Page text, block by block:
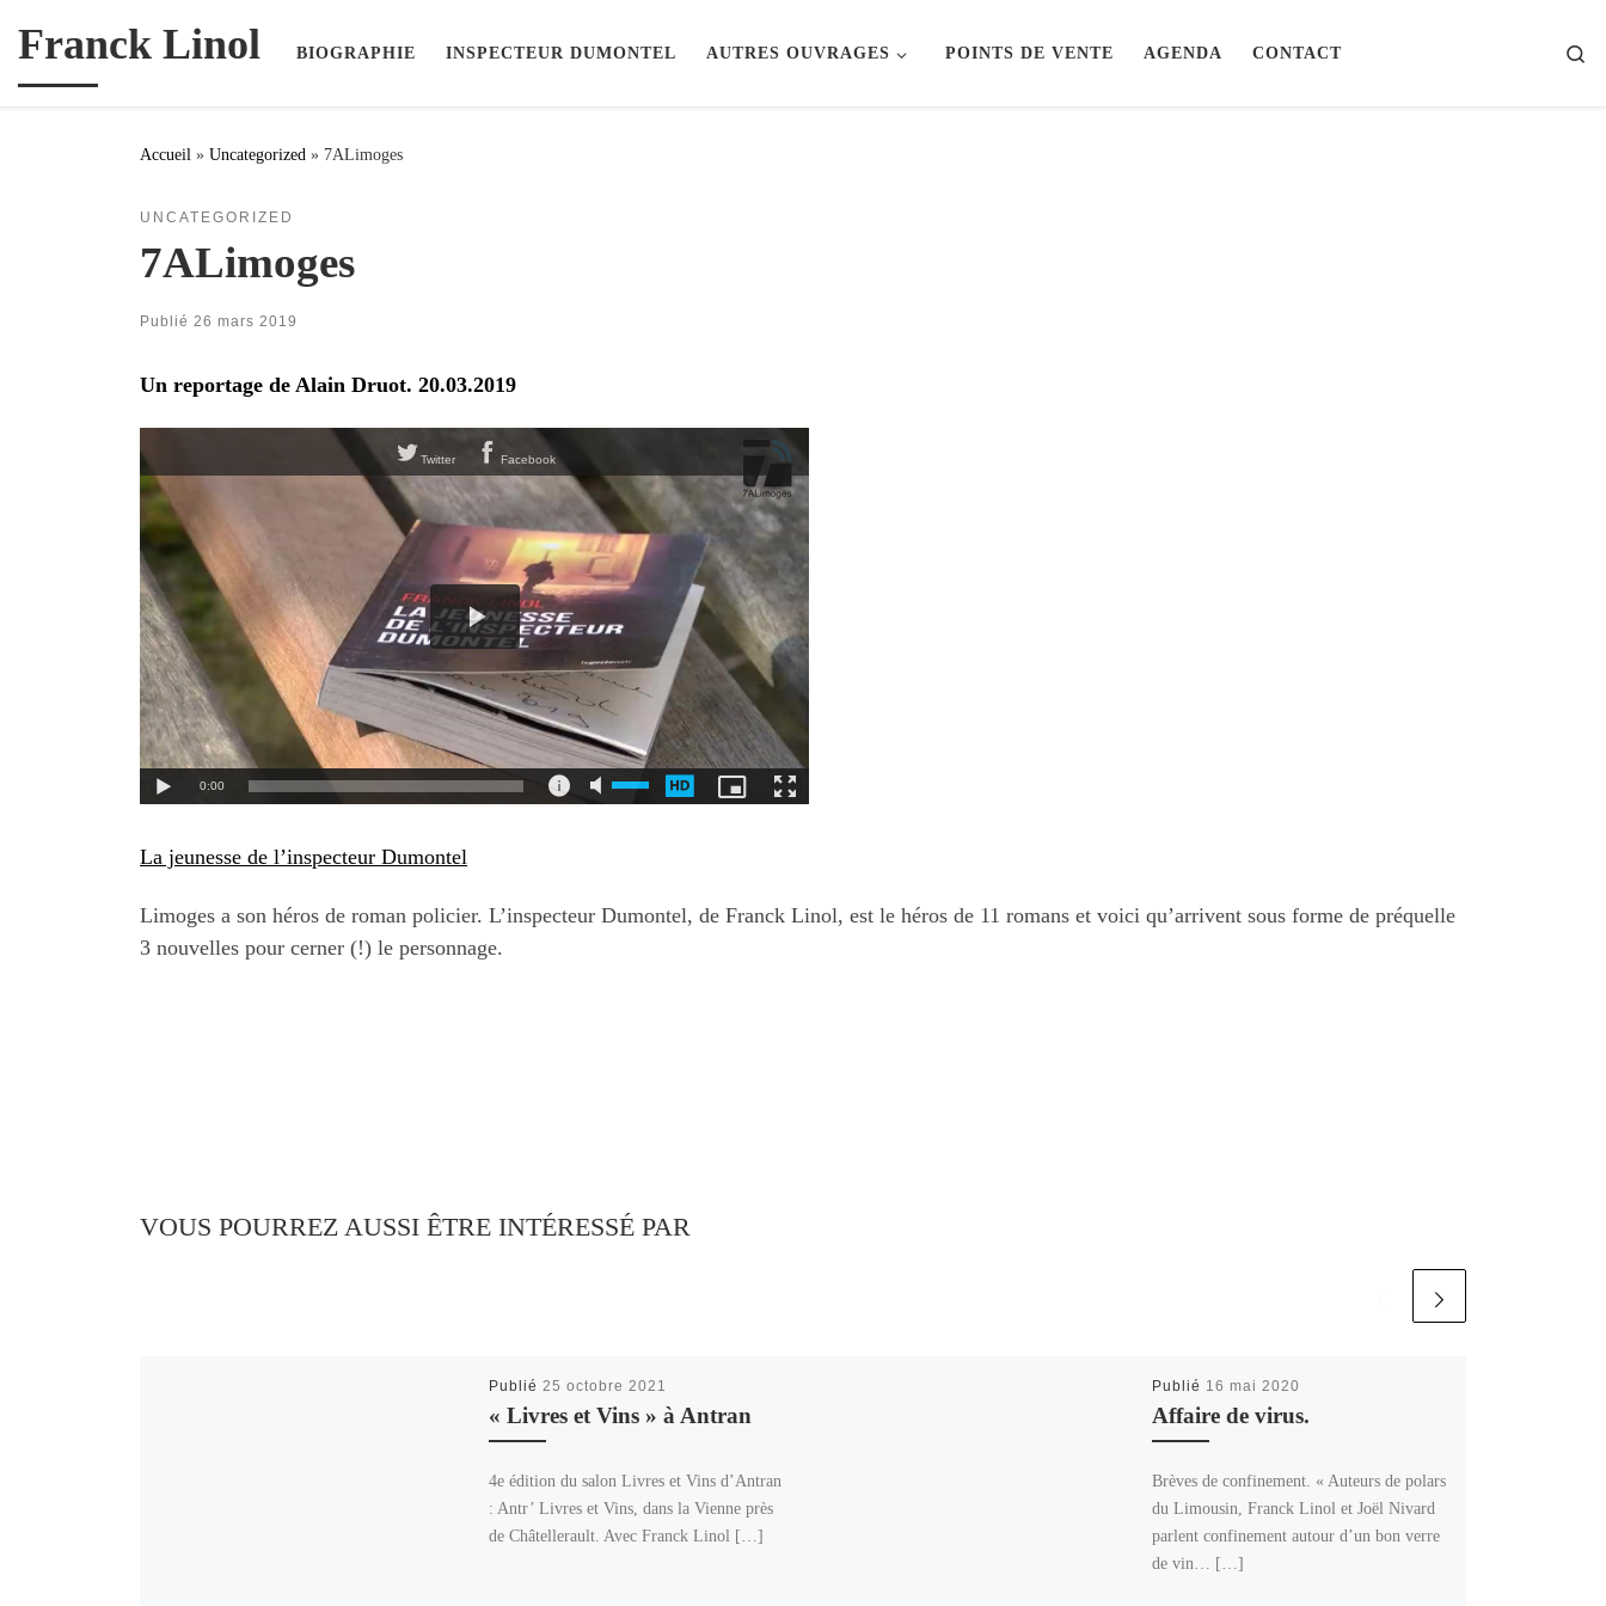
Passer au contenu
Franck Linol BIOGRAPHIE INSPECTEUR DUMONTEL AUTRES OUVRAGES POINTS DE VENTE AGENDA CONTACT
Accueil » Uncategorized » 7ALimoges
UNCATEGORIZED
7ALimoges
Publié 26 mars 2019
Un reportage de Alain Druot. 20.03.2019
La jeunesse de l’inspecteur Dumontel
Limoges a son héros de roman policier. L’inspecteur Dumontel, de Franck Linol, est le héros de 11 romans et voici qu’arrivent sous forme de préquelle
3 nouvelles pour cerner (!) le personnage.
VOUS POURREZ AUSSI ÊTRE INTÉRESSÉ PAR
Publié 25 octobre 2021
« Livres et Vins » à Antran
4e édition du salon Livres et Vins d’Antran
: Antr’ Livres et Vins, dans la Vienne près
de Châtellerault. Avec Franck Linol […]
Publié 16 mai 2020
Affaire de virus.
Brèves de confinement. « Auteurs de polars
du Limousin, Franck Linol et Joël Nivard
parlent confinement autour d’un bon verre
de vin… […]